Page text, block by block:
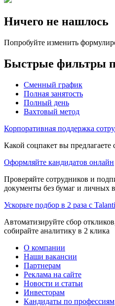
Ничего не нашлось
Попробуйте изменить
Быстрые фильтры
Сменный график
Полная занятость
Полный день
Вахтовый метод
Корпоративная поддержка
Какой соцпакет вы
Оформляйте кандидатов онлайн
Проверяйте сотрудников и
документы без бумаг и личных
Ускорьте подбор в 2 раза с
Автоматизируйте сбор
собирайте аналитику в 2 клика
О компании
Наши вакансии
Партнерам
Реклама на сайте
Новости и статьи
Инвесторам
Кандидаты по профессиям